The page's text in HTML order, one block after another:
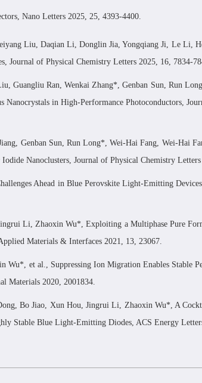
Nano Letters 2025, 25, 4393-4400.
Liu, Daqian Li, Donglin Jia, Yongqiang Ji, Le Li,
Journal of Physical Chemistry Letters 2025, 16, 7834-
Guangliu Ran ,Wenkai Zhang* ,Genban Sun Run
in High-Performance Photoconductors,
Genban Sun Run Long* ,Wei-Hai Fang, Wei-Hai
Nanoclusters, Journal of Physical Chemistry Letters
Ahead in Blue Perovskite Light-Emitting Devices,
Li
Zhaoxin Wu*, Exploiting a Multiphase Pure
Materials & Interfaces 2021, 13, 23067.
Wu*, et al., Suppressing Ion Migration Enables Stable
Materials 2020, 2001834.
,Bo Jiao Xun Hou ,Jingrui Li
Zhaoxin Wu*, A
Stable Blue Light-Emitting Diodes, ACS Energy